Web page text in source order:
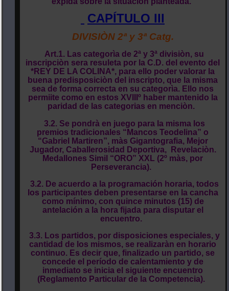
CAPÍTULO III
DIVISIÒN 2ª y 3ª Catg.
Art.1. Las categorìa de 2ª y 3ª divisiòn, su
inscripciòn sera resuleta por la C.D. del evento del
*REY DE LA COLINA*, para ello poder valorar la
buena predisposiciòn del inscripto, que la misma
sea de forma correcta en su categorìa. Ello nos
permiite como en estos XVIIIº haber mantenido la
paridad de las categorias en menciòn.
3.2. Se pondrà en juego para la misma los
premios tradicionales “Mancos Teodelina” o
“Gabriel Martiren”, màs Gigantografia, Mejor
Jugador, Caballerosidad Deportiva, Revelaciòn.
Medallones Simil “ORO” XXL (2º màs, por
Perseverancia).
3.2. De acuerdo a la programación horaria, todos
los participantes deben presentarse en la cancha
como mínimo, con quince minutos (15) de
antelación a la hora fijada para disputar el
encuentro.
3.3. Los partidos, por disposiciones especiales, y
cantidad de los mismos, se realizaràn en horario
continuo. Es decir que, finalizado un partido, se
concede el período de calentamiento y de
inmediato se inicia el siguiente encuentro
(Reglamento Particular de la Competencia).